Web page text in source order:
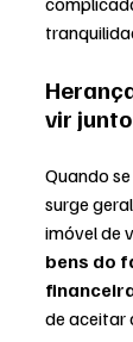
vir junto
Quando
surge
imóvel de
bens do
de aceitar